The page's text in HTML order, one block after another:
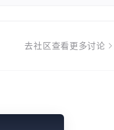
去社区查看更多讨论